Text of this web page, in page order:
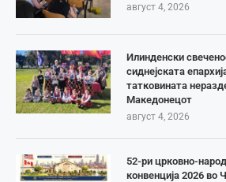
август 4, 2026
Илинденски
сиднејската
татковината
Македонецот
август 4, 2026
52-ри црковно-
конвенција 2026 во